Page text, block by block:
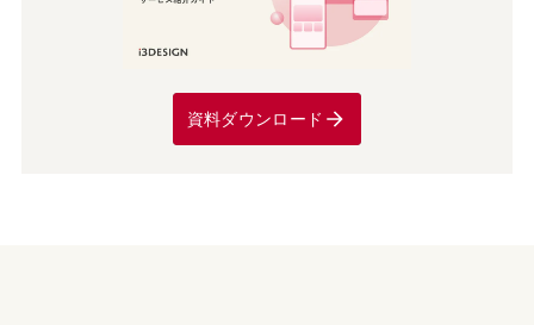
資料ダウンロード